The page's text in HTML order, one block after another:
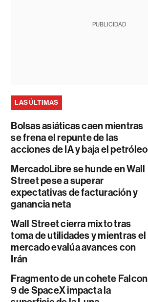
PUBLICIDAD
LAS ÚLTIMAS
Bolsas asiáticas caen mientras
se frena el repunte de las
acciones de IA y baja el petróleo
MercadoLibre se hunde en Wall
Street pese a superar
expectativas de facturación y
ganancia neta
Wall Street cierra mixto tras
toma de utilidades y mientras el
mercado evalúa avances con
Irán
Fragmento de un cohete Falcon
9 de SpaceX impacta la